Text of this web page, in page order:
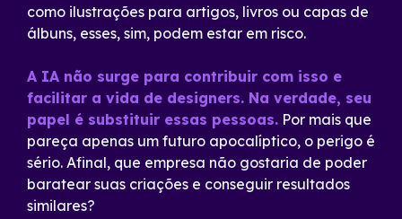
como ilustrações para artigos, livros ou capas de
álbuns, esses, sim, podem estar em risco.
A IA não surge para contribuir com isso e
facilitar a vida de designers. Na verdade, seu
papel é substituir essas pessoas. Por mais que
pareça apenas um futuro apocalíptico, o perigo é
sério. Afinal, que empresa não gostaria de poder
baratear suas criações e conseguir resultados
similares?